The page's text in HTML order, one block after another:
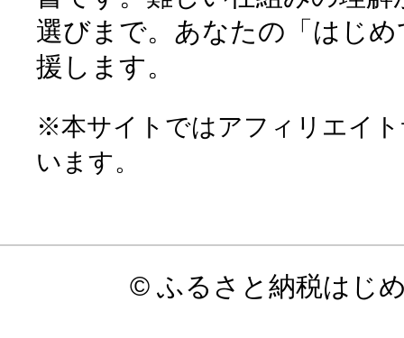
選びまで。あなたの「はじ
援します。
※本サイトではアフィリエイ
います。
© ふるさと納税はじ